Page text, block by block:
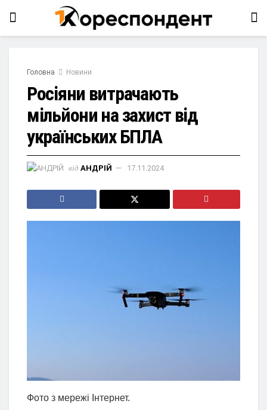
Головна Новини
Росіяни витрачають
мільйони на захист від
українських БПЛА
від АНДРІЙ 17.11.2024
Фото з мережі Інтернет.